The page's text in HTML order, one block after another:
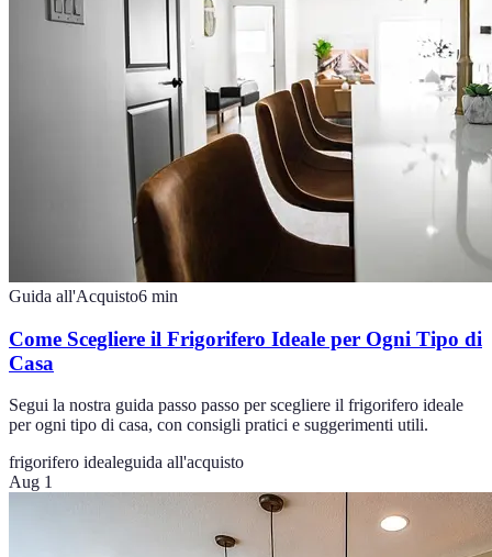
Guida all'Acquisto6 min
Come Scegliere il Frigorifero Ideale per Ogni Tipo di
Casa
Segui la nostra guida passo passo per scegliere il frigorifero ideale
per ogni tipo di casa, con consigli pratici e suggerimenti utili.
frigorifero idealeguida all'acquisto
Aug 1